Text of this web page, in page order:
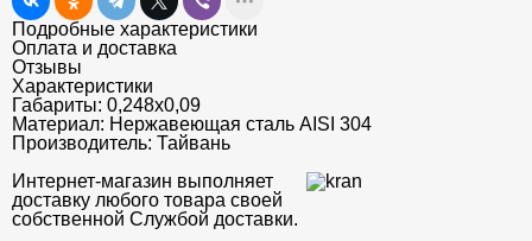
Подробные характеристики
Оплата и доставка
Отзывы
Характеристики
Габариты: 0,248x0,09
Материал: Нержавеющая сталь AISI 304
Производитель: Тайвань
Интернет-магазин выполняет
доставку любого товара своей
собственной Службой доставки.